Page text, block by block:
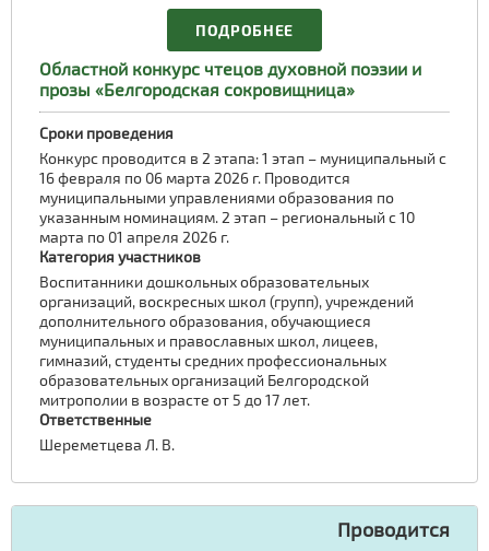
ПОДРОБНЕЕ
Областной конкурс чтецов духовной поэзии и
прозы «Белгородская сокровищница»
Сроки проведения
Конкурс проводится в 2 этапа: 1 этап – муниципальный с
16 февраля по 06 марта 2026 г. Проводится
муниципальными управлениями образования по
указанным номинациям. 2 этап – региональный с 10
марта по 01 апреля 2026 г.
Категория участников
Воспитанники дошкольных образовательных
организаций, воскресных школ (групп), учреждений
дополнительного образования, обучающиеся
муниципальных и православных школ, лицеев,
гимназий, студенты средних профессиональных
образовательных организаций Белгородской
митрополии в возрасте от 5 до 17 лет.
Ответственные
Шереметцева Л. В.
Проводится